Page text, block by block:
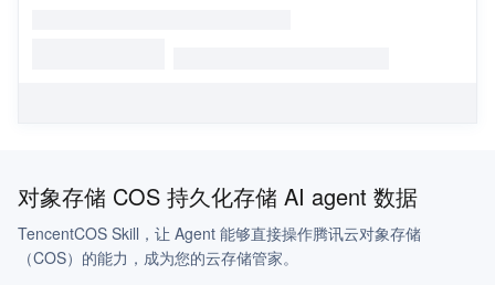
对象存储 COS 持久化存储 AI agent 数据
TencentCOS Skill，让 Agent 能够直接操作腾讯云对象存储
（COS）的能力，成为您的云存储管家。